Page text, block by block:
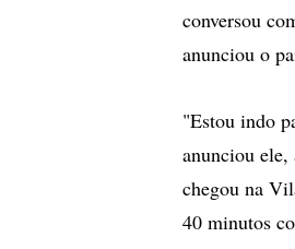
conversou
anunciou o
"Estou indo
anunciou
chegou na
40 minutos